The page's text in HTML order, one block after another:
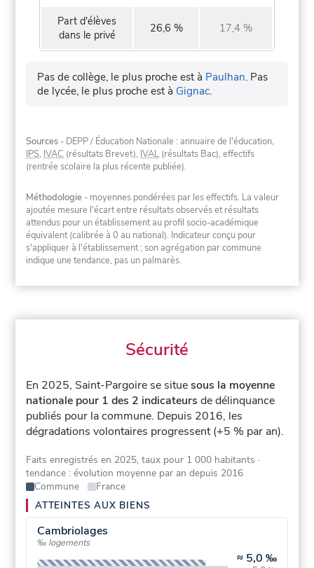
Part d'élèves
dans le privé
26,6 % 17,4 %
Pas de collège, le plus proche est à Paulhan. Pas
de lycée, le plus proche est à Gignac.
Sources - DEPP / Éducation Nationale : annuaire de l'éducation,
IPS, IVAC (résultats Brevet), IVAL (résultats Bac), effectifs
(rentrée scolaire la plus récente publiée).
Méthodologie - moyennes pondérées par les effectifs. La valeur
ajoutée mesure l'écart entre résultats observés et résultats
attendus pour un établissement au profil socio-académique
équivalent (calibrée à 0 au national). Indicateur conçu pour
s'appliquer à l'établissement ; son agrégation par commune
indique une tendance, pas un palmarès.
Sécurité
En 2025, Saint-Pargoire se situesous la moyenne
nationale pour 1 des 2 indicateurs de délinquance
publiés pour la commune. Depuis 2016, les
dégradations volontaires progressent (+5 % par an).
Faits enregistrés en 2025, taux pour 1 000 habitants ·
tendance : évolution moyenne par an depuis 2016
Commune
France
ATTEINTES AUX BIENS
Cambriolages
‰ logements
≈ 5,0 ‰